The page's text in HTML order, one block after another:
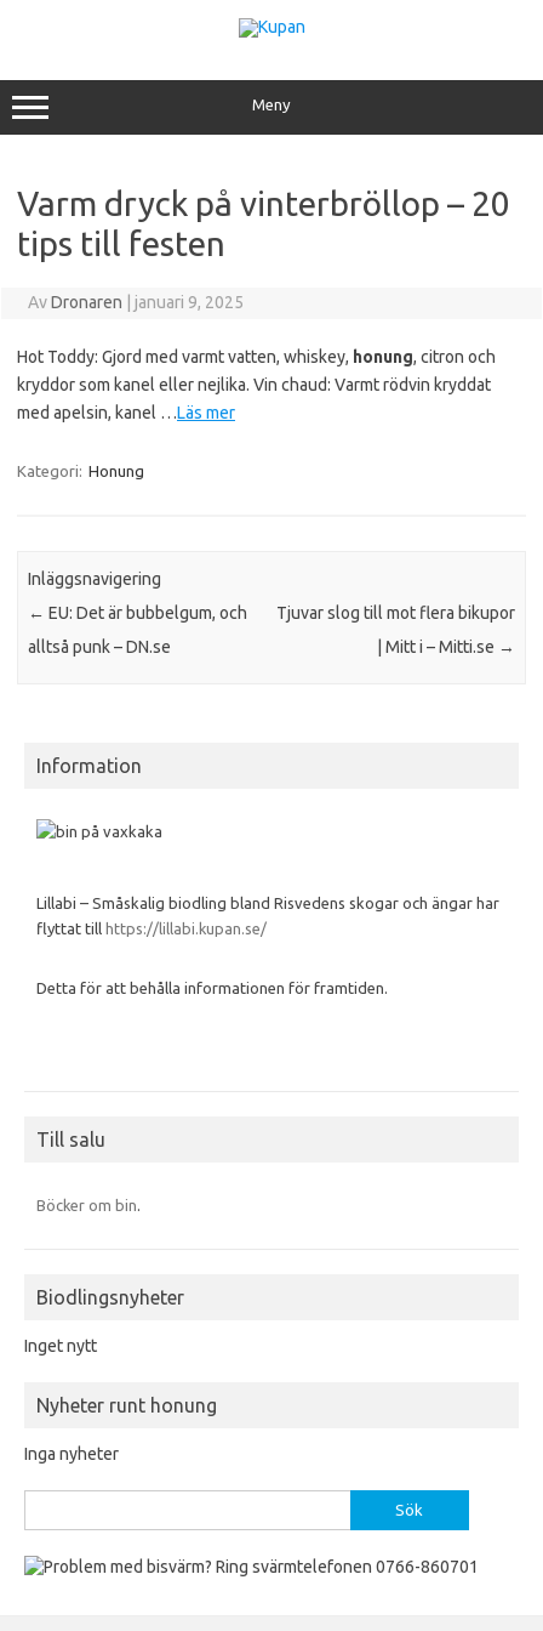
Meny
Varm dryck på vinterbröllop – 20
tips till festen
AvDronaren januari 9, 2025
Hot Toddy: Gjord med varmt vatten, whiskey, honung, citron och
kryddor som kanel eller nejlika. Vin chaud: Varmt rödvin kryddat
med apelsin, kanel …Läs mer
Kategori: Honung
Inläggsnavigering
← EU: Det är bubbelgum, och
alltså punk – DN.se
Tjuvar slog till mot flera bikupor
| Mitt i – Mitti.se →
Information
Lillabi – Småskalig biodling bland Risvedens skogar och ängar har
flyttat till https://lillabi.kupan.se/
Detta för att behålla informationen för framtiden.
Till salu
Böcker om bin
Biodlingsnyheter
Inget nytt
Nyheter runt honung
Inga nyheter
efter: